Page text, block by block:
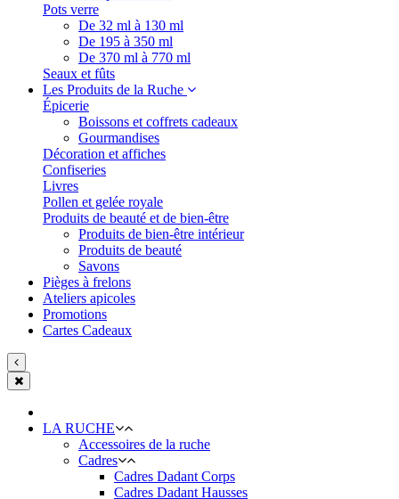
Pots verre
De 32 ml à 130 ml
De 195 à 350 ml
De 370 ml à 770 ml
Seaux et fûts
Les Produits de la Ruche
Épicerie
Boissons et coffrets cadeaux
Gourmandises
Décoration et affiches
Confiseries
Livres
Pollen et gelée royale
Produits de beauté et de bien-être
Produits de bien-être intérieur
Produits de beauté
Savons
Pièges à frelons
Ateliers apicoles
Promotions
Cartes Cadeaux
LA RUCHE
Accessoires de la ruche
Cadres
Cadres Dadant Corps
Cadres Dadant Hausses